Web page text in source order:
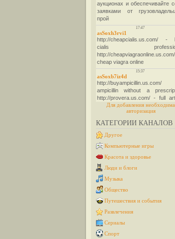
Для добавления необходима
авторизация
КАТЕГОРИИ КАНАЛОВ
Другое
Компьютерные игры
Красота и здоровье
Люди и блоги
Музыка
Общество
Путешествия и события
Развлечения
Сериалы
Спорт